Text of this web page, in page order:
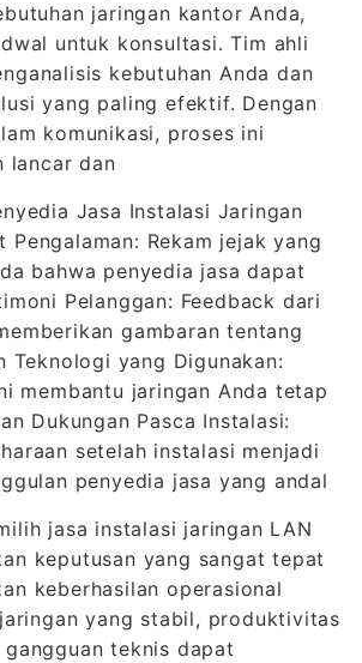
jaringan kantor Anda,
untuk konsultasi. Tim ahli
kebutuhan Anda dan
yang paling efektif. Dengan
komunikasi, proses ini
lancar dan
Jasa Instalasi Jaringan
Pengalaman: Rekam jejak yang
bahwa penyedia jasa dapat
Pelanggan: Feedback dari
gambaran tentang
Teknologi yang Digunakan:
membantu jaringan Anda tetap
Dukungan Pasca Instalasi:
setelah instalasi menjadi
penyedia jasa yang andal
jasa instalasi jaringan LAN
keputusan yang sangat tepat
keberhasilan operasional
yang stabil, produktivitas
teknis dapat